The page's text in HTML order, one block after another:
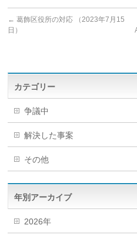
← 葛飾区役所の対応 （2023年7月15
日）
カテゴリー
争議中
解決した事案
その他
年別アーカイブ
2026年